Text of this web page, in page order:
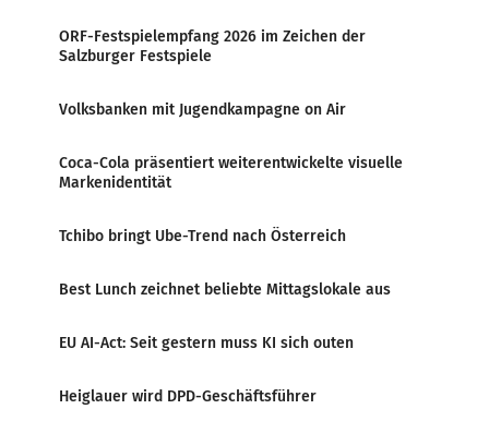
ORF-Festspielempfang 2026 im Zeichen der
Salzburger Festspiele
Volksbanken mit Jugendkampagne on Air
Coca-Cola präsentiert weiterentwickelte visuelle
Markenidentität
Tchibo bringt Ube-Trend nach Österreich
Best Lunch zeichnet beliebte Mittagslokale aus
EU AI-Act: Seit gestern muss KI sich outen
Heiglauer wird DPD-Geschäftsführer